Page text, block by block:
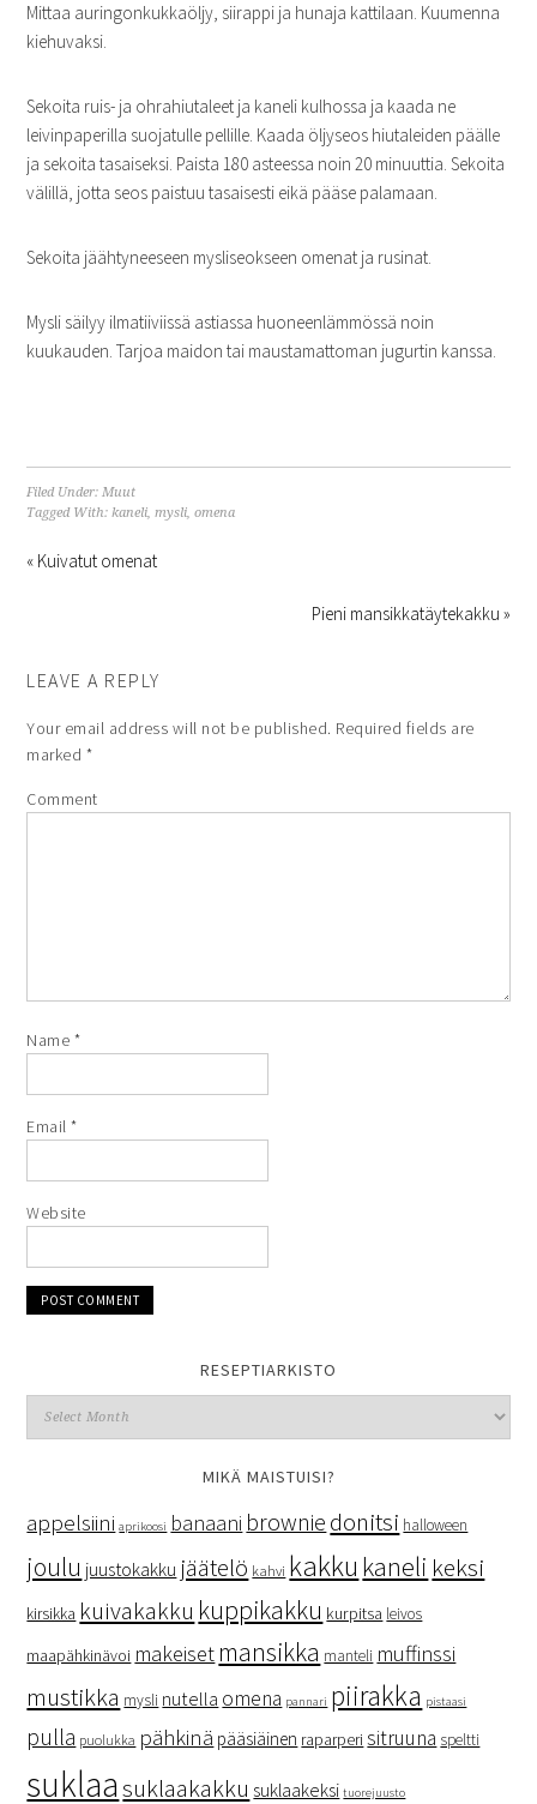
Mittaa auringonkukkaöljy, siirappi ja hunaja kattilaan. Kuumenna
kiehuvaksi.
Sekoita ruis- ja ohrahiutaleet ja kaneli kulhossa ja kaada ne
leivinpaperilla suojatulle pellille. Kaada öljyseos hiutaleiden päälle
ja sekoita tasaiseksi. Paista 180 asteessa noin 20 minuuttia. Sekoita
välillä, jotta seos paistuu tasaisesti eikä pääse palamaan.
Sekoita jäähtyneeseen mysliseokseen omenat ja rusinat.
Mysli säilyy ilmatiiviissä astiassa huoneenlämmössä noin
kuukauden. Tarjoa maidon tai maustamattoman jugurtin kanssa.
Filed Under:Muut
Tagged With:kaneli,mysli,omena
« Kuivatut omenat
Pieni mansikkatäytekakku »
LEAVE A REPLY
Your email address will not be published. Required fields are
marked *
Comment
Name *
Email*
Website
RESEPTIARKISTO
MIKÄ MAISTUISI?
appelsiini aprikoosi banaani brownie donitsi halloween
joulu juustokakku jäätelö kahvi kakku kaneli keksi
kirsikka kuivakakku kuppikakku kurpitsa leivos
maapähkinävoi makeiset mansikka manteli muffinssi
mustikka mysli nutella omena pannari piirakka pistaasi
pulla puolukka pähkinä pääsiäinen raparperi sitruuna speltti
suklaa suklaakakku suklaakeksi tuorejuusto